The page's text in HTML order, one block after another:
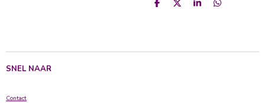
D
D
S
D
SNEL NAAR
Contact